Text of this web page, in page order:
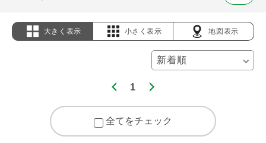
大きく表示 小さく表示 地図表示
1
全てをチェック